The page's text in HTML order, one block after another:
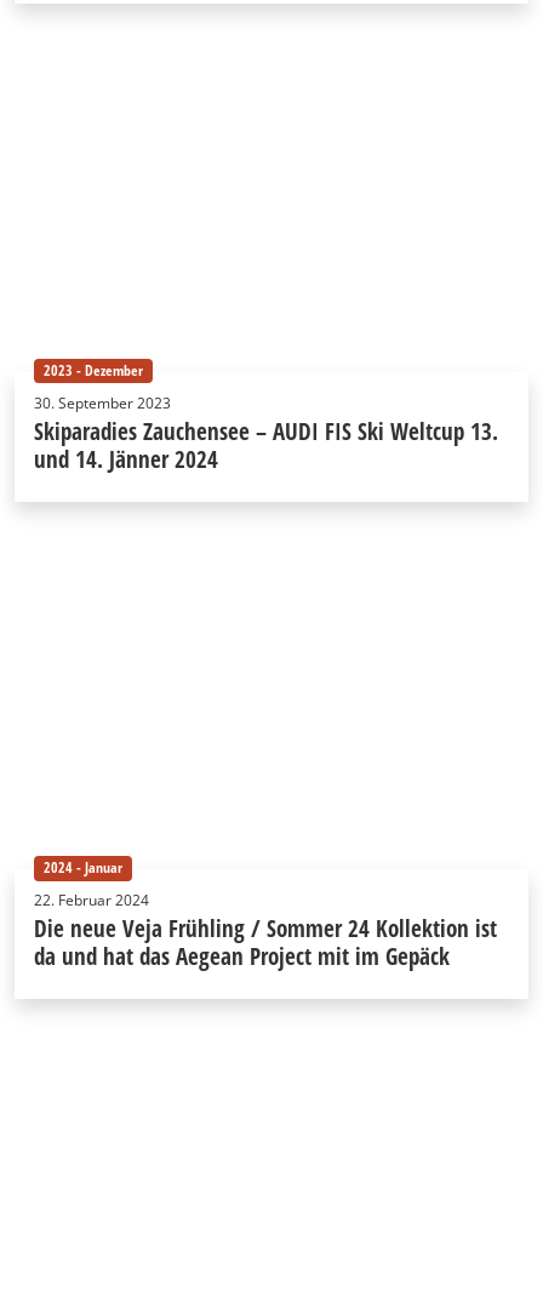
2023 - Dezember
30. September 2023
Skiparadies Zauchensee – AUDI FIS Ski Weltcup 13.
und 14. Jänner 2024
2024 - Januar
22. Februar 2024
Die neue Veja Frühling / Sommer 24 Kollektion ist
da und hat das Aegean Project mit im Gepäck